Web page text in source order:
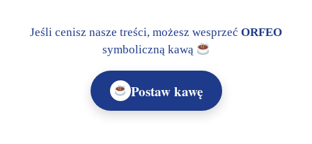
Jeśli cenisz nasze treści, możesz wesprzeć ORFEO
symboliczną kawą
Postaw kawę